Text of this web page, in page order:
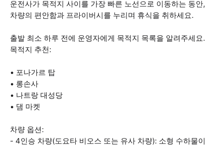
운전사가 목적지 사이를 가장 빠른 노선으로 이동하는 동안,
차량의 편안함과 프라이버시를 누리며 휴식을 취하세요.
출발 최소 하루 전에 운영자에게 목적지 목록을 알려주세요.
목적지 추천:
• 포나가르 탑
• 롱손사
• 나트랑 대성당
• 댐 마켓
차량 옵션:
- 4인승 차량(도요타 비오스 또는 유사 차량): 소형 수하물이